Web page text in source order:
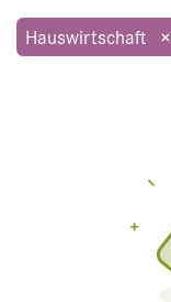
Hauswirtschaft ×